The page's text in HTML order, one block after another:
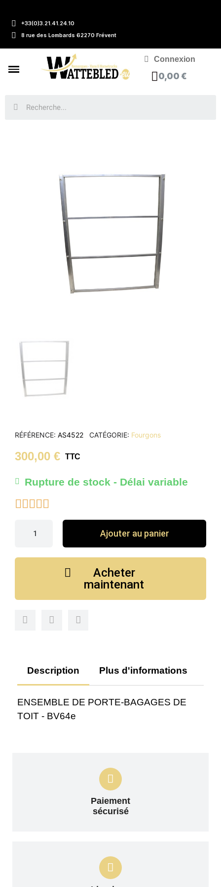
+33(0)3.21.41.24.10
8 rue des Lombards 62270 Frévent
Connexion
0,00 €
RÉFÉRENCE AS4522 CATÉGORIE Fourgons
300,00 € TTC
Rupture de stock - Délai variable

Ajouter au panier
Acheter
maintenant
Description Plus d'informations
ENSEMBLE DE PORTE-BAGAGES DE
TOIT - BV64e
Paiement
sécurisé